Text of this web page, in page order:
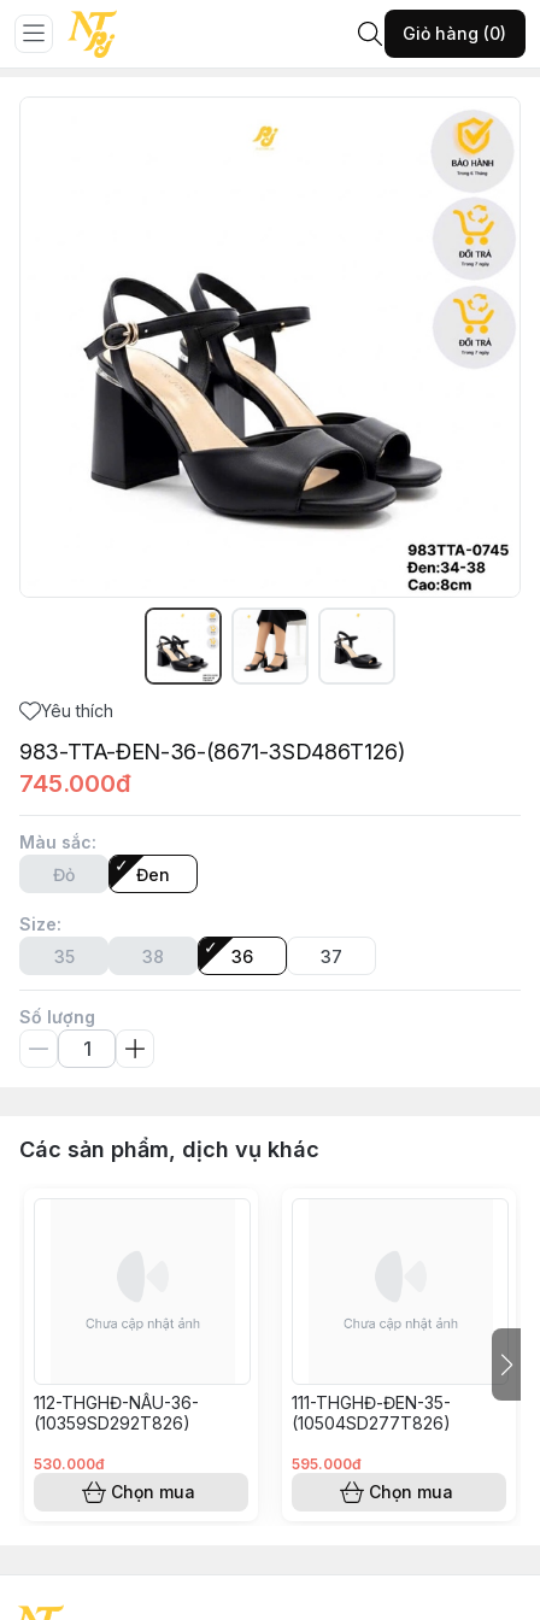
Giỏ hàng (0)
Trang chủ
983-TTA-ĐEN-36-(8671-3SD486T126)
Yêu thích
983-TTA-ĐEN-36-(8671-3SD486T126)
745.000đ
Màu sắc:
Đỏ
Đen
Size:
35
38 36 37
Số lượng
Các sản phẩm, dịch vụ khác
112-THGHĐ-NÂU-36-
(10359SD292T826)
530.000đ
Chọn mua
111-THGHĐ-ĐEN-35-
(10504SD277T826)
595.000đ
Chọn mua